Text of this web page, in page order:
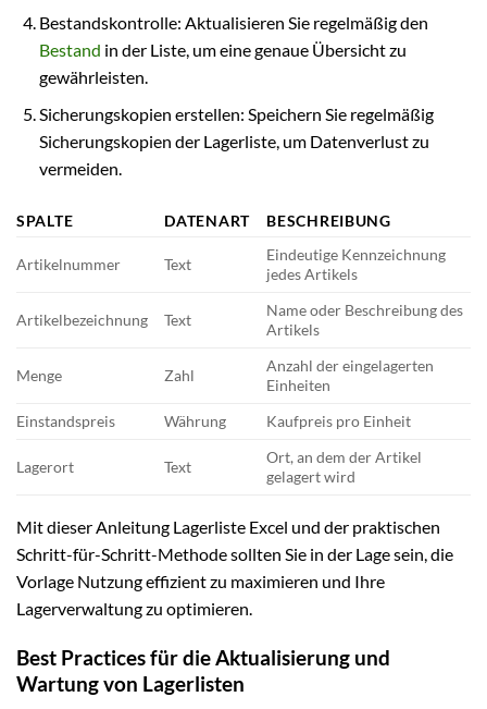
Bestandskontrolle: Aktualisieren Sie regelmäßig den
Bestand in der Liste, um eine genaue Übersicht zu
gewährleisten.
Sicherungskopien erstellen: Speichern Sie regelmäßig
Sicherungskopien der Lagerliste, um Datenverlust zu
vermeiden.
SPALTE DATENART BESCHREIBUNG
Artikelnummer Text
Eindeutige Kennzeichnung
jedes Artikels
Artikelbezeichnung Text
Name oder Beschreibung des
Artikels
Menge Zahl
Anzahl der eingelagerten
Einheiten
Einstandspreis
Währung Kaufpreis pro Einheit
Lagerort Text
Ort, an dem der Artikel
gelagert wird
Mit dieser Anleitung Lagerliste Excel und der praktischen
Schritt-für-Schritt-Methode sollten Sie in der Lage sein, die
Vorlage Nutzung effizient zu maximieren und Ihre
Lagerverwaltung zu optimieren.
Best Practices für die Aktualisierung und
Wartung von Lagerlisten